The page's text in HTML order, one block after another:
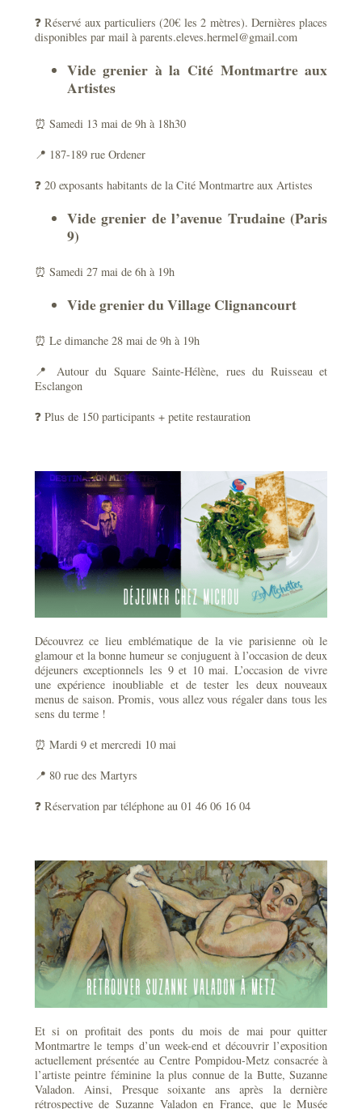
❓ Réservé aux particuliers (20€ les 2 mètres). Dernières places
disponibles par mail à parents.eleves.hermel@gmail.com
Vide grenier à la Cité Montmartre aux
Artistes
⏰ Samedi 13 mai de 9h à 18h30
📍 187-189 rue Ordener
❓ 20 exposants habitants de la Cité Montmartre aux Artistes
Vide grenier de l’avenue Trudaine (Paris
9)
⏰ Samedi 27 mai de 6h à 19h
Vide grenier du Village Clignancourt
⏰ Le dimanche 28 mai de 9h à 19h
📍 Autour du Square Sainte-Hélène, rues du Ruisseau et
Esclangon
❓ Plus de 150 participants + petite restauration
Découvrez ce lieu emblématique de la vie parisienne où le
glamour et la bonne humeur se conjuguent à l’occasion de deux
déjeuners exceptionnels les 9 et 10 mai. L’occasion de vivre
une expérience inoubliable et de tester les deux nouveaux
menus de saison. Promis, vous allez vous régaler dans tous les
sens du terme !
⏰ Mardi 9 et mercredi 10 mai
📍 80 rue des Martyrs
❓ Réservation par téléphone au 01 46 06 16 04
Et si on profitait des ponts du mois de mai pour quitter
Montmartre le temps d’un week-end et découvrir l’exposition
actuellement présentée au Centre Pompidou-Metz consacrée à
l’artiste peintre féminine la plus connue de la Butte, Suzanne
Valadon. Ainsi, Presque soixante ans après la dernière
rétrospective de Suzanne Valadon en France, que le Musée